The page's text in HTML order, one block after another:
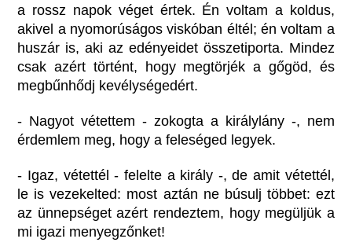
a rossz napok véget értek. Én voltam a koldus,
akivel a nyomorúságos viskóban éltél; én voltam a
huszár is, aki az edényeidet összetiporta. Mindez
csak azért történt, hogy megtörjék a gőgöd, és
megbűnhődj kevélységedért.
- Nagyot vétettem - zokogta a királylány -, nem
érdemlem meg, hogy a feleséged legyek.
- Igaz, vétettél - felelte a király -, de amit vétettél,
le is vezekelted: most aztán ne búsulj többet: ezt
az ünnepséget azért rendeztem, hogy megüljük a
mi igazi menyegzőnket!